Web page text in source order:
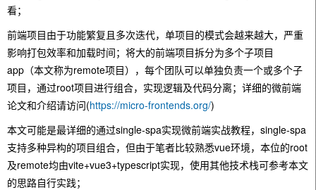
看；
前端项目由于功能繁复且多次迭代，单项目的模式会越来越大，严重
影响打包效率和加载时间；将大的前端项目拆分为多个子项目
app（本文称为remote项目），每个团队可以单独负责一个或多个子
项目，通过root项目进行组合，实现逻辑及代码分离；详细的微前端
论文和介绍请访问(https://micro-frontends.org/)
本文可能是最详细的通过single-spa实现微前端实战教程，single-spa
支持多种异构的项目组合，但由于笔者比较熟悉vue环境，本位的root
及remote均由vite+vue3+typescript实现，使用其他技术栈可参考本文
的思路自行实践；